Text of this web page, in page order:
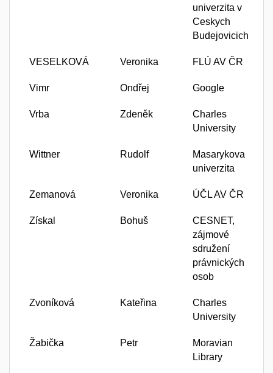
univerzita v
Ceskych
Budejovicich
VESELKOVÁ Veronika FLÚ AV ČR
Vimr Ondřej Google
Vrba Zdeněk
Charles
University
Wittner Rudolf
Masarykova
univerzita
Zemanová Veronika ÚČL AV ČR
Získal Bohuš
CESNET,
zájmové
sdružení
právnických
osob
Zvoníková Kateřina
Charles
University
Žabička Petr
Moravian
Library